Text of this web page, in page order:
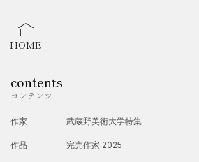
HOME
contents
コンテンツ
作家
作品
武蔵野美術大学特集
完売作家 2025